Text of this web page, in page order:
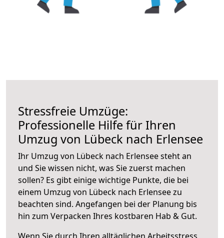
Stressfreie Umzüge:
Professionelle Hilfe für Ihren
Umzug von Lübeck nach Erlensee
Ihr Umzug von Lübeck nach Erlensee steht an
und Sie wissen nicht, was Sie zuerst machen
sollen? Es gibt einige wichtige Punkte, die bei
einem Umzug von Lübeck nach Erlensee zu
beachten sind. Angefangen bei der Planung bis
hin zum Verpacken Ihres kostbaren Hab & Gut.